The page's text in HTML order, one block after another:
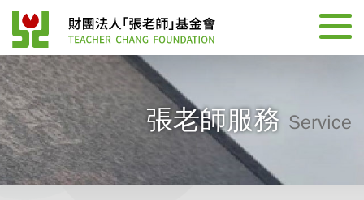
張老師服務 Service